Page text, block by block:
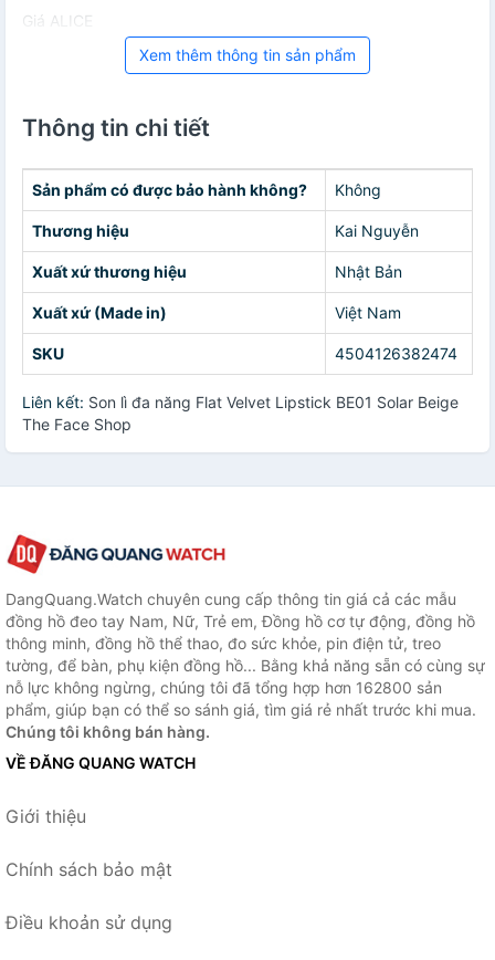
Giá ALICE
Xem thêm thông tin sản phẩm
Thông tin chi tiết
Sản phẩm có được bảo hành không? Không
Thương hiệu Kai Nguyễn
Xuất xứ thương hiệu Nhật Bản
Xuất xứ (Made in) Việt Nam
SKU 4504126382474
Liên kết: Son lì đa năng Flat Velvet Lipstick BE01 Solar Beige
The Face Shop
DangQuang.Watch chuyên cung cấp thông tin giá cả các mẫu
đồng hồ đeo tay Nam, Nữ, Trẻ em, Đồng hồ cơ tự động, đồng hồ
thông minh, đồng hồ thể thao, đo sức khỏe, pin điện tử, treo
tường, để bàn, phụ kiện đồng hồ... Bằng khả năng sẵn có cùng sự
nỗ lực không ngừng, chúng tôi đã tổng hợp hơn 162800 sản
phẩm, giúp bạn có thể so sánh giá, tìm giá rẻ nhất trước khi mua.
Chúng tôi không bán hàng.
VỀ ĐĂNG QUANG WATCH
Giới thiệu
Chính sách bảo mật
Điều khoản sử dụng